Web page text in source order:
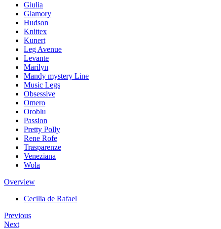
Giulia
Glamory
Hudson
Knittex
Kunert
Leg Avenue
Levante
Marilyn
Mandy mystery Line
Music Legs
Obsessive
Omero
Oroblu
Passion
Pretty Polly
Rene Rofe
Trasparenze
Veneziana
Wola
Overview
Cecilia de Rafael
Previous
Next